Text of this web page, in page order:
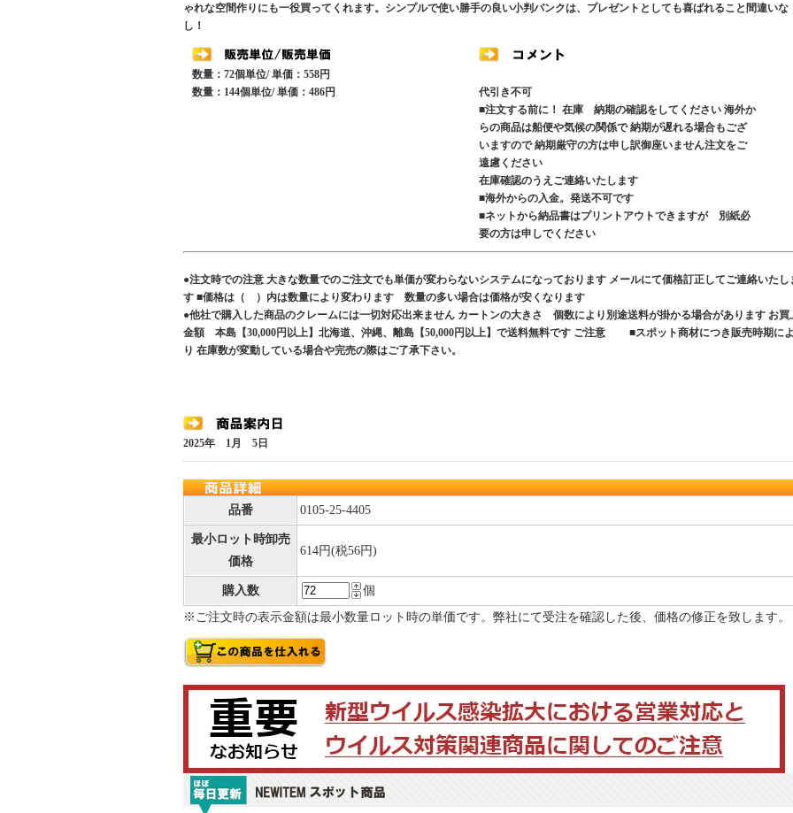
ゃれな空間作りにも一役買ってくれます。シンプルで使い勝手の良い小判バンクは、プレゼントとしても喜ばれること間違いな
し！
数量：72個単位/ 単価：558円
数量：144個単位/ 単価：486円
代引き不可
■注文する前に！ 在庫 納期の確認をしてください 海外か
らの商品は船便や気候の関係で 納期が遅れる場合もござ
いますので 納期厳守の方は申し訳御座いません注文をご
遠慮ください
在庫確認のうえご連絡いたします
■海外からの入金。発送不可です
■ネットから納品書はプリントアウトできますが 別紙必
要の方は申しでください
●注文時での注意 大きな数量でのご注文でも単価が変わらないシステムになっております メールにて価格訂正してご連絡いたし
す ■価格は（ ）内は数量により変わります 数量の多い場合は価格が安くなります
●他社で購入した商品のクレームには一切対応出来ません カートンの大きさ 個数により別途送料が掛かる場合があります お買
金額 本島【30,000円以上】北海道、沖縄、離島【50,000円以上】で送料無料です ご注意 ■スポット商材につき販売時期に
り 在庫数が変動している場合や完売の際はご了承下さい。
2025年 1月 5日
品番 0105-25-4405
最小ロット時卸売
価格
614円(税56円)
購入数
個
※ご注文時の表示金額は最小数量ロット時の単価です。弊社にて受注を確認した後、価格の修正を致します。